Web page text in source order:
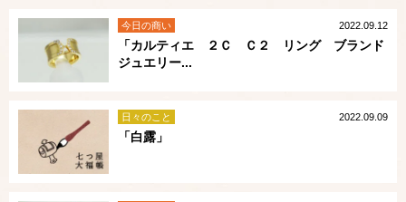
今日の商い 2022.09.12
「カルティエ ２Ｃ Ｃ２ リング ブランド
ジュエリー...
日々のこと 2022.09.09
「白露」